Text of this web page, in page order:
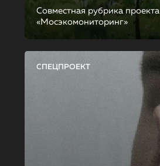
Совместная рубрика
«Мосэкомониторинг»
СПЕЦПРОЕКТ